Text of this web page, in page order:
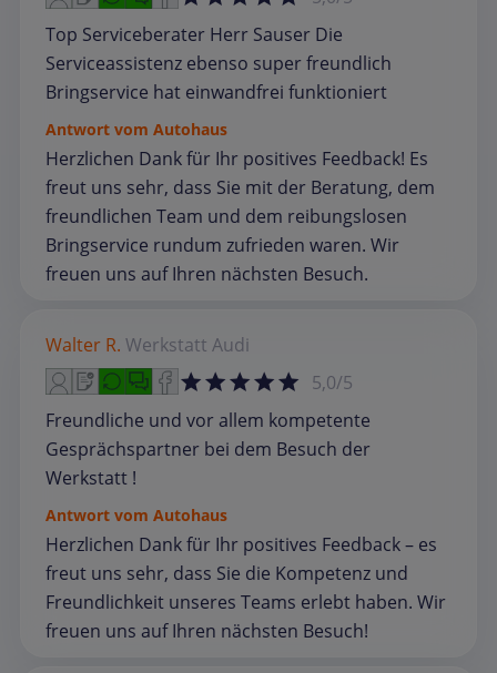
Top Serviceberater Herr Sauser Die
Serviceassistenz ebenso super freundlich
Bringservice hat einwandfrei funktioniert
Antwort vom Autohaus
Herzlichen Dank für Ihr positives Feedback! Es
freut uns sehr, dass Sie mit der Beratung, dem
freundlichen Team und dem reibungslosen
Bringservice rundum zufrieden waren. Wir
freuen uns auf Ihren nächsten Besuch.
Walter R. Werkstatt Audi
5,0/5
Freundliche und vor allem kompetente
Gesprächspartner bei dem Besuch der
Werkstatt !
Antwort vom Autohaus
Herzlichen Dank für Ihr positives Feedback – es
freut uns sehr, dass Sie die Kompetenz und
Freundlichkeit unseres Teams erlebt haben. Wir
freuen uns auf Ihren nächsten Besuch!